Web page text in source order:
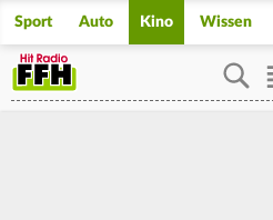
Sport Auto Kino Wissen